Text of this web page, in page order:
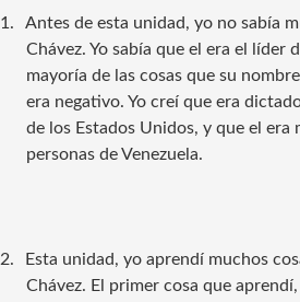
1.
Antes de esta unidad, yo no sabía
Chávez. Yo sabía que el era el líder
mayoría de las cosas que su
era negativo. Yo creí que era
de los Estados Unidos, y que el era
personas de Venezuela.
2.
Esta unidad, yo aprendí muchos
Chávez. El primer cosa que